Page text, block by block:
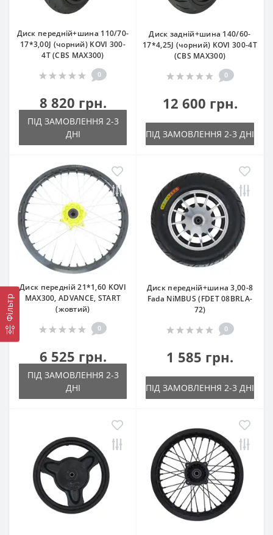
Фільтр
Диск передній+шина 110/70-
17*3,00J (чорний) KOVI 300-
4Т (CBS MAX300)
0
8 820 грн.
ПІД ЗАМОВЛЕННЯ 2-3
ДНІ
Диск задній+шина 140/60-
17*4,25J (чорний) KOVI 300-4Т
(CBS MAX300)
0
12 600 грн.
ПІД ЗАМОВЛЕННЯ 2-3 ДНІ
Диск передній 21*1,60 KOVI
MAX300, ADVANCE, START
(жовтий)
0
6 525 грн.
ПІД ЗАМОВЛЕННЯ 2-3
ДНІ
Диск передній+шина 3,00-8
Fada NiMBUS (FDET 08BRLA-
72)
0
1 585 грн.
ПІД ЗАМОВЛЕННЯ 2-3 ДНІ